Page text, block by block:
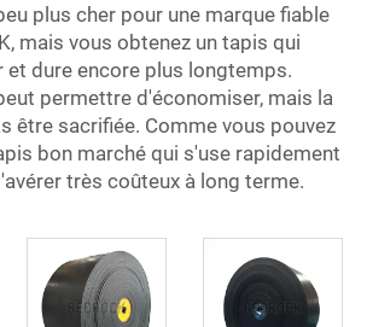
plus cher pour une marque fiable
mais vous obtenez un tapis qui
et dure encore plus longtemps.
permettre d'économiser, mais la
être sacrifiée. Comme vous pouvez
bon marché qui s'use rapidement
très coûteux à long terme.